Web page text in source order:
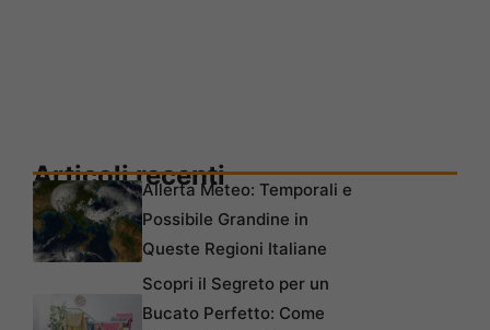
Articoli recentiAllerta Meteo: Temporali e
Possibile Grandine in
Queste Regioni Italiane
Scopri il Segreto per un
Bucato Perfetto: Come